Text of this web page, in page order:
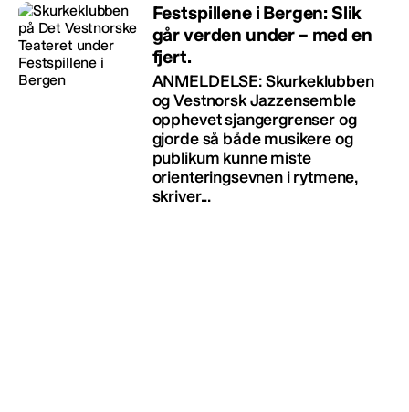
Festspillene i Bergen: Slik
går verden under – med en
fjert.
ANMELDELSE: Skurkeklubben
og Vestnorsk Jazzensemble
opphevet sjangergrenser og
gjorde så både musikere og
publikum kunne miste
orienteringsevnen i rytmene,
skriver...